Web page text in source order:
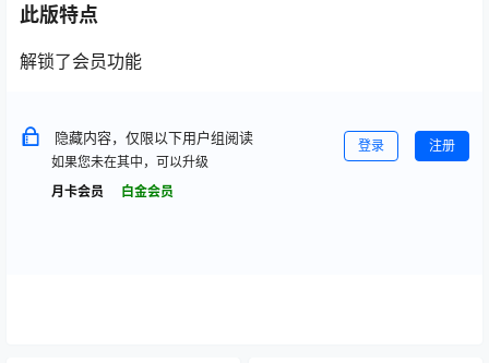
此版特点
解锁了会员功能
隐藏内容，仅限以下用户组阅读
如果您未在其中，可以升级
月卡会员
白金会员
登录 注册